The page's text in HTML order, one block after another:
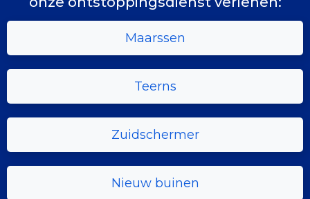
Maarssen
Teerns
Zuidschermer
Nieuw buinen